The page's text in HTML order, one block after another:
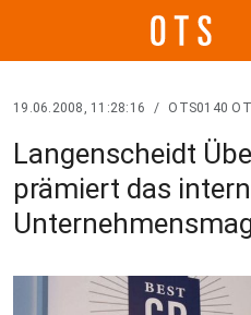
19.06.2008, 11:28:16 / OTS0140
Langenscheidt
prämiert das